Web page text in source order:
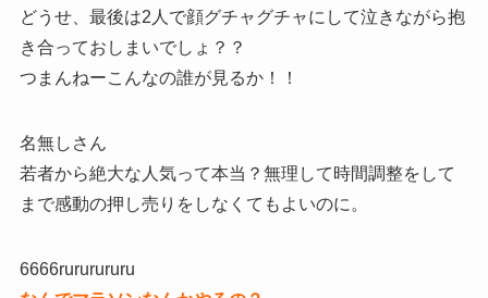
どうせ、最後は2人で顔グチャグチャにして泣きながら抱
き合っておしまいでしょ？？
つまんねーこんなの誰が見るか！！
名無しさん
若者から絶大な人気って本当？無理して時間調整をして
まで感動の押し売りをしなくてもよいのに。
6666rururururu